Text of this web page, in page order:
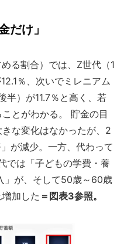
だけ」
る割合）では、Z世代（1
％、次いでミレニアム
）が11.7％と高く、若
とがわかる。 貯金の目
な変化はなかったが、2
が減少。一方、代わって
では「子どもの学費・養
」が、そして50歳～60歳
加した ＝図表3参照。